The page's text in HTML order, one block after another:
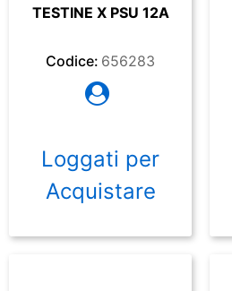
TESTINE X PSU 12A
Codice: 656283
Loggati per
Acquistare